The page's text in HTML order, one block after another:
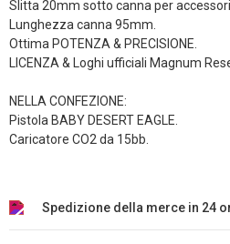
Slitta 20mm sotto canna per accessori.
Lunghezza canna 95mm.
Ottima POTENZA & PRECISIONE.
LICENZA & Loghi ufficiali Magnum
NELLA CONFEZIONE:
Pistola BABY DESERT EAGLE.
Caricatore CO2 da 15bb.
Spedizione della merce in 24